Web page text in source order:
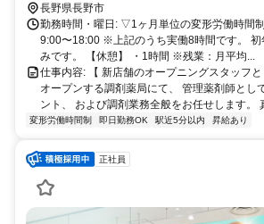
長野県長野市
勤務時間・曜日: ▽1ヶ月単位の変形労働時間
9:00〜18:00 ※上記のうち実働8時間です。 初
みです。 【休憩】 ・1時間 ※残業：月平均...
仕事内容: 【 新店舗のオープニングスタッフと
オープンする調剤薬局にて、 管理薬剤師とし
ント、 および調剤業務全般をお任せします。
変形労働時間制 即日勤務OK 駅近5分以内 昇給あり
正社員